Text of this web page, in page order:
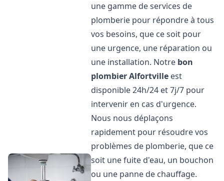
une gamme de services de
plomberie pour répondre à tous
vos besoins, que ce soit pour
une urgence, une réparation ou
une installation. Notre bon
plombierAlfortville est
disponible 24h/24 et 7j/7 pour
intervenir en cas d'urgence.
Nous nous déplaçons
rapidement pour résoudre vos
problèmes de plomberie, que ce
soit une fuite d'eau, un bouchon
ou une panne de chauffage.